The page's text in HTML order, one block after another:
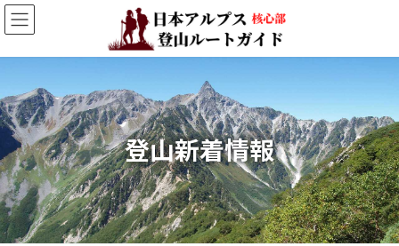
コ
ン
ン
へ
ス
キ
ッ
プ
ナ
ビ
ー
ョ
ン
に
移
動
登山新着情報